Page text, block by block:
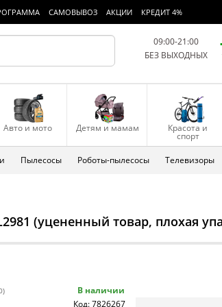
САМОВЫВОЗ АКЦИИ КРЕДИТ 4%
09:00-21:00
БЕЗ ВЫХОДНЫХ
Авто и мото Детям и мамам Красота и
спорт
Пылесосы Роботы-пылесосы Телевизоры
(уцененный товар, плохая
)
В наличии
Код: 7826267